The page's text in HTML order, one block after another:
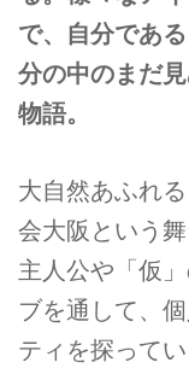
で、自分であ
分の中のまだ
物語。
大自然あふれ
会大阪という
主人公や「仮
ブを通して、
ティを探って